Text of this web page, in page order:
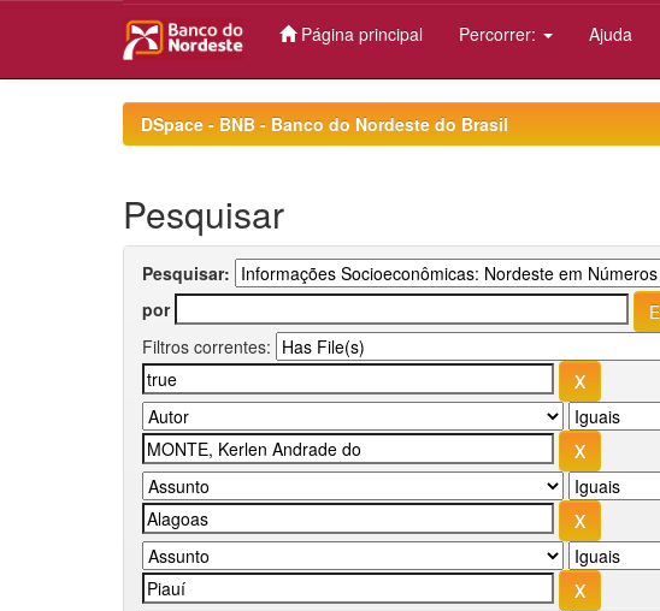
Página principal Percorrer: Ajuda
DSpace - BNB - Banco do Nordeste do Brasil
Pesquisar
Pesquisar:
por
Filtros correntes: